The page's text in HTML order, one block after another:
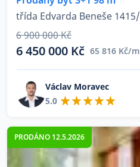
6 900 000 Kč
6 450 000 Kč 65 816 Kč/m
Václav Moravec
5.0
PRODÁNO 12.5.2026